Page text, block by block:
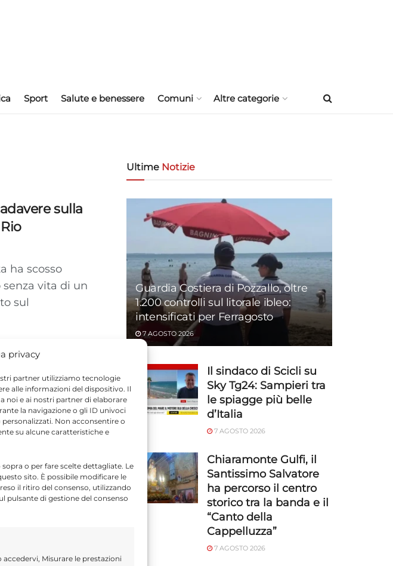
privacy
partner utilizziamo tecnologie
alle informazioni del dispositivo. Il
noi e ai nostri partner di elaborare
la navigazione o gli ID univoci
Non acconsentire o
su alcune caratteristiche e
o per fare scelte dettagliate. Le
sito. È possibile modificare le
il ritiro del consenso, utilizzando
pulsante di gestione del consenso
Misurare le prestazioni
Sport Salute e benessere Comuni Altre categorie
sulla
ha scosso
senza vita di un
sul
Ultime Notizie
Guardia Costiera di Pozzallo, oltre
1.200 controlli sul litorale ibleo:
intensificati per Ferragosto
7 AGOSTO 2026
Il sindaco di Scicli su
Sky Tg24: Sampieri tra
le spiagge più belle
d’Italia
7 AGOSTO 2026
Chiaramonte Gulfi, il
Santissimo Salvatore
ha percorso il centro
storico tra la banda e il
“Canto della
Cappelluzza”
7 AGOSTO 2026